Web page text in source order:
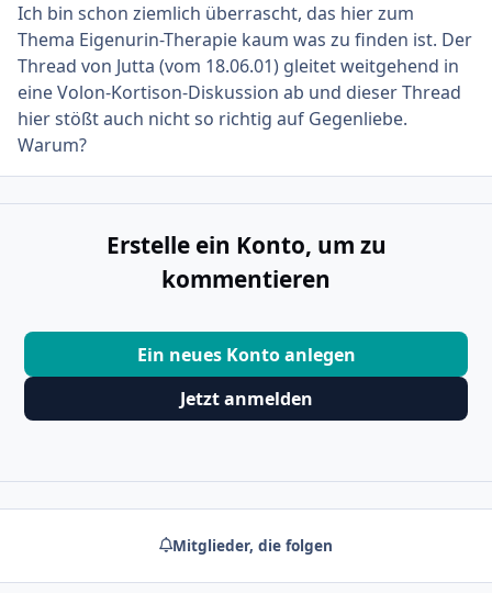
Ich bin schon ziemlich überrascht, das hier zum
Thema Eigenurin-Therapie kaum was zu finden ist. Der
Thread von Jutta (vom 18.06.01) gleitet weitgehend in
eine Volon-Kortison-Diskussion ab und dieser Thread
hier stößt auch nicht so richtig auf Gegenliebe.
Warum?
Erstelle ein Konto, um zu
kommentieren
Ein neues Konto anlegen
Jetzt anmelden
Mitglieder, die folgen